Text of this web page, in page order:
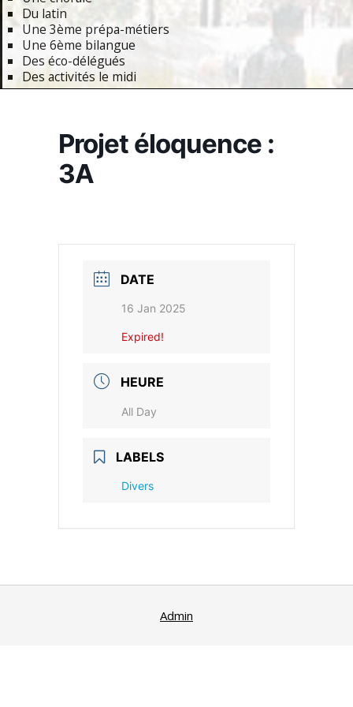
Du latin
Une 3ème prépa-métiers
Une 6ème bilangue
Des éco-délégués
Des activités le midi
Projet éloquence :
3A
DATE
16 Jan 2025
Expired!
HEURE
All Day
LABELS
Divers
Admin